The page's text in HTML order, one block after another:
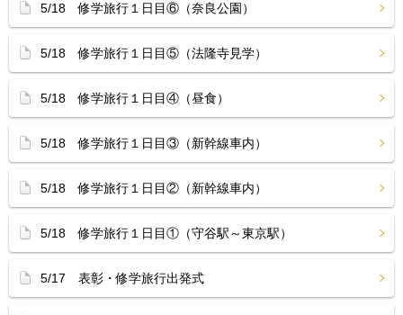
5/18 修学旅行１日目⑥（奈良公園）
5/18 修学旅行１日目⑤（法隆寺見学）
5/18 修学旅行１日目④（昼食）
5/18 修学旅行１日目③（新幹線車内）
5/18 修学旅行１日目②（新幹線車内）
5/18 修学旅行１日目①（守谷駅～東京駅）
5/17 表彰・修学旅行出発式